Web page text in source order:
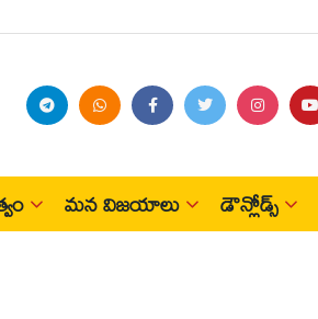
మన విజయాలు డౌన్లోడ్స్